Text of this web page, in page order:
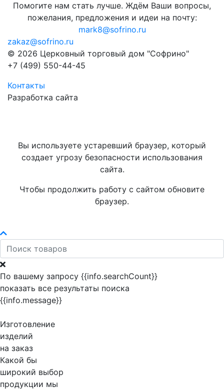
Помогите нам стать лучше. Ждём Ваши вопросы,
пожелания, предложения и идеи на почту:
mark8@sofrino.ru
zakaz@sofrino.ru
© 2026 Церковный торговый дом "Софрино"
+7 (499) 550-44-45
Контакты
Разработка сайта
Вы используете устаревший браузер, который
создает угрозу безопасности использования
сайта.
Чтобы продолжить работу с сайтом обновите
браузер.
По вашему запросу {{info.searchCount}}
показать все результаты поиска
{{info.message}}
Изготовление
изделий
на заказ
Какой бы
широкий выбор
продукции мы